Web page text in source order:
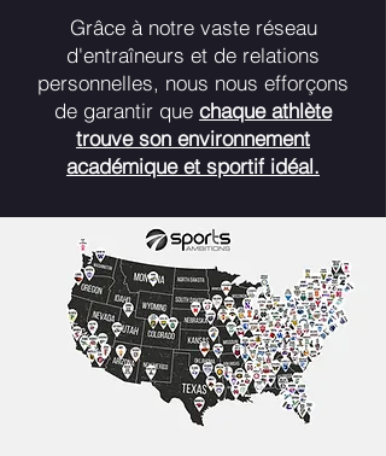
Grâce à notre vaste réseau
d'entraîneurs et de relations
personnelles, nous nous efforçons
de garantir que chaque athlète
trouve son environnement
académique et sportif idéal.